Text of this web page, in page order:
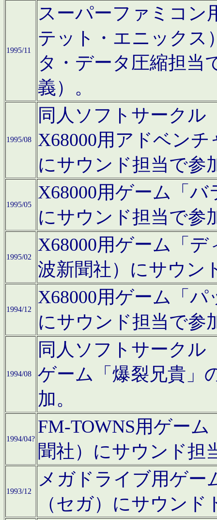
1995/11
スーパーファミコン
テット・エニックス
タ・データ圧縮担当
義）。
1995/08
同人ソフトサークル
X68000用アドベン
にサウンド担当で参
1995/05
X68000用ゲーム「
にサウンド担当で参
1995/02
X68000用ゲーム「
波新聞社）にサウン
1994/12
X68000用ゲーム「
にサウンド担当で参
1994/08
同人ソフトサークル
ゲーム「爆裂兄貴」
加。
1994/04?
FM-TOWNS用ゲー
聞社）にサウンド担
1993/12
メガドライブ用ゲー
（セガ）にサウン